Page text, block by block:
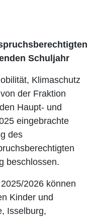
Schuljahr
Klimaschutz
der Fraktion
Haupt- und
eingebrachte
des
beschlossen.
2026 können
Kinder und
Isselburg,